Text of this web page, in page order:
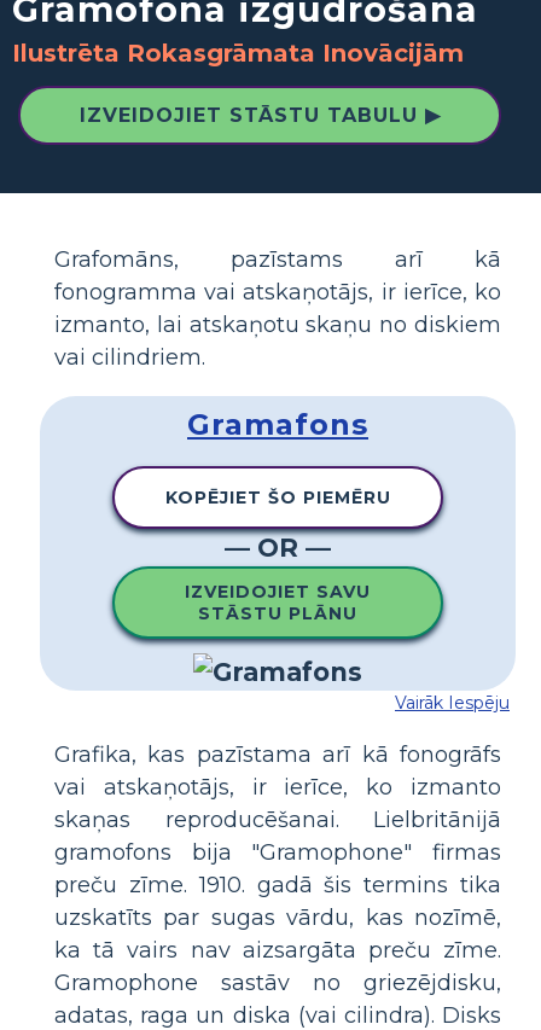
Gramofona izgudrošana
Ilustrēta Rokasgrāmata Inovācijām
IZVEIDOJIET STĀSTU TABULU ▶
Grafomāns, pazīstams arī kā
fonogramma vai atskaņotājs, ir ierīce, ko
izmanto, lai atskaņotu skaņu no diskiem
vai cilindriem.
Gramafons
KOPĒJIET ŠO PIEMĒRU
— OR —
IZVEIDOJIET SAVU
STĀSTU PLĀNU
Vairāk Iespēju
Grafika, kas pazīstama arī kā fonogrāfs
vai atskaņotājs, ir ierīce, ko izmanto
skaņas reproducēšanai. Lielbritānijā
gramofons bija "Gramophone" firmas
preču zīme. 1910. gadā šis termins tika
uzskatīts par sugas vārdu, kas nozīmē,
ka tā vairs nav aizsargāta preču zīme.
Gramophone sastāv no griezējdisku,
adatas, raga un diska (vai cilindra). Disks